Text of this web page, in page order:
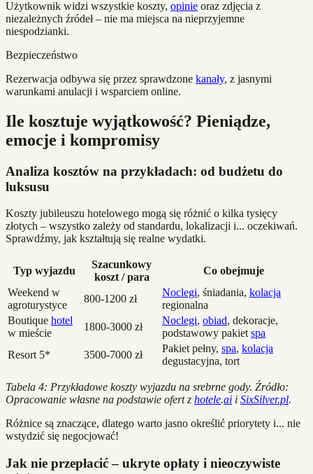
Użytkownik widzi wszystkie koszty, opinie oraz zdjęcia z
niezależnych źródeł – nie ma miejsca na nieprzyjemne
niespodzianki.
Bezpieczeństwo
Rezerwacja odbywa się przez sprawdzone kanały, z jasnymi
warunkami anulacji i wsparciem online.
Ile kosztuje wyjątkowość? Pieniądze,
emocje i kompromisy
Analiza kosztów na przykładach: od budżetu do
luksusu
Koszty jubileuszu hotelowego mogą się różnić o kilka tysięcy
złotych – wszystko zależy od standardu, lokalizacji i... oczekiwań.
Sprawdźmy, jak kształtują się realne wydatki.
Typ wyjazdu
Szacunkowy
koszt / para
Co obejmuje
Weekend w
agroturystyce
800-1200 zł
Noclegi, śniadania, kolacja
regionalna
Boutique hotel
w mieście
1800-3000 zł
Noclegi, obiad, dekoracje,
podstawowy pakietspa
Resort 5*
3500-7000 zł
Pakiet pełny, spa, kolacja
degustacyjna, tort
Tabela 4: Przykładowe koszty wyjazdu na srebrne gody. Źródło:
Opracowanie własne na podstawie ofert z hotele.ai i SixSilver.pl.
Różnice są znaczące, dlatego warto jasno określić priorytety i... nie
wstydzić się negocjować!
Jak nie przepłacić – ukryte opłaty i nieoczywiste